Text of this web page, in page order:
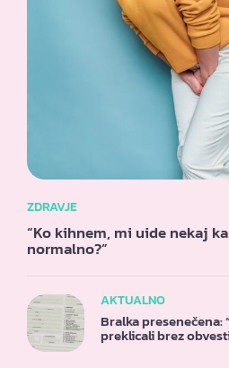
ZDRAVJE
“Ko kihnem, mi uide nekaj
normalno?”
AKTUALNO
Bralka presenečena:
preklicali brez